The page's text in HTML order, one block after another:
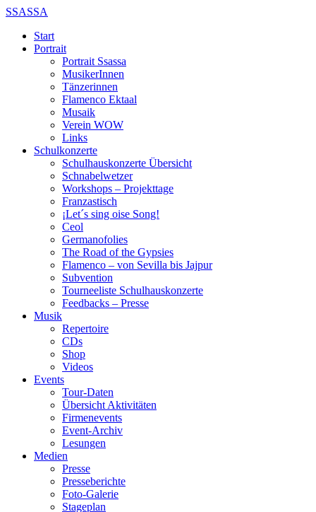
SSASSA
Start
Portrait
Portrait Ssassa
MusikerInnen
Tänzerinnen
Flamenco Ektaal
Musaik
Verein WOW
Links
Schulkonzerte
Schulhauskonzerte Übersicht
Schnabelwetzer
Workshops – Projekttage
Franzastisch
¡Let´s sing oise Song!
Ceol
Germanofolies
The Road of the Gypsies
Flamenco – von Sevilla bis Jajpur
Subvention
Tourneeliste Schulhauskonzerte
Feedbacks – Presse
Musik
Repertoire
CDs
Shop
Videos
Events
Tour-Daten
Übersicht Aktivitäten
Firmenevents
Event-Archiv
Lesungen
Medien
Presse
Presseberichte
Foto-Galerie
Stageplan